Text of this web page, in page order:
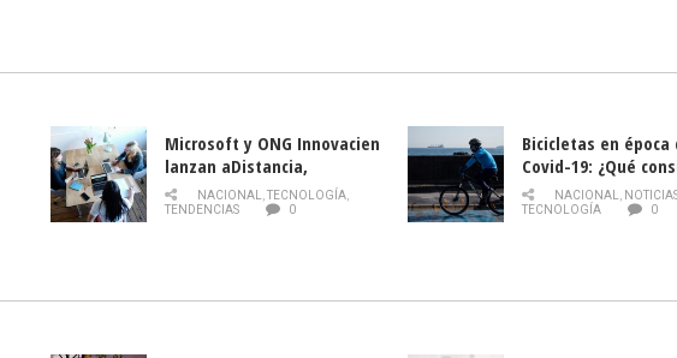
Microsoft y ONG Innovacien
lanzan aDistancia,
plataforma con cursos
gratuitos online sobre
NACIONAL,TECNOLOGÍA,
TENDENCIAS
0
Bicicletas en época
Covid-19: ¿Qué
momento de
NACIONAL,
TECNOLOGÍA
0